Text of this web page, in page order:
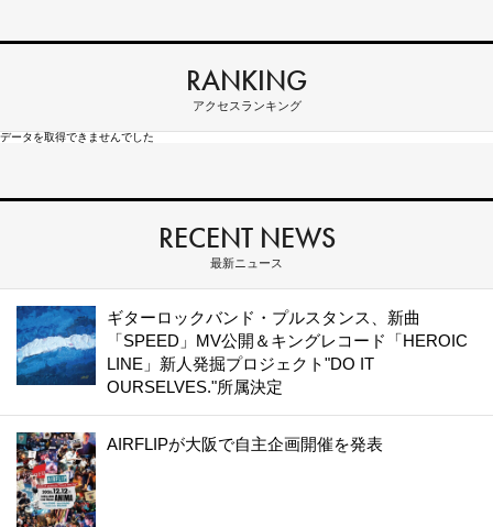
RANKING
アクセスランキング
データを取得できませんでした
RECENT NEWS
最新ニュース
ギターロックバンド・プルスタンス、新曲
「SPEED」MV公開＆キングレコード「HEROIC
LINE」新人発掘プロジェクト"DO IT
OURSELVES."所属決定
AIRFLIPが大阪で自主企画開催を発表